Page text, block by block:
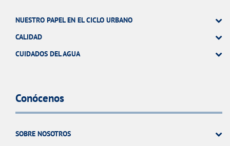
NUESTRO PAPEL EN EL CICLO URBANO
CALIDAD
CUIDADOS DEL AGUA
Conócenos
SOBRE NOSOTROS